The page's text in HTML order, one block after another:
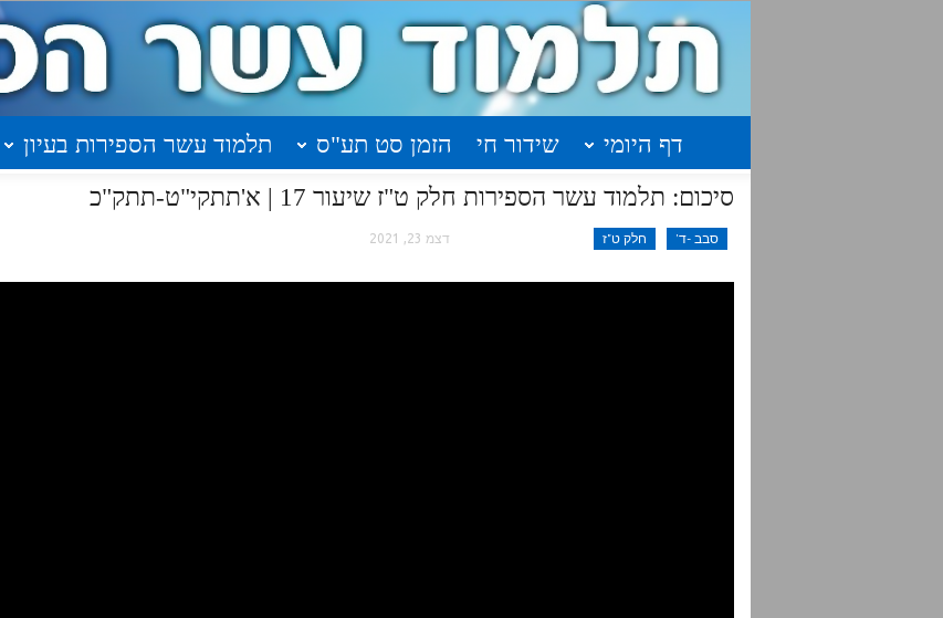
דף היומי שידור חי הזמן סט תע"ס תלמוד עשר הספירות בעיון
סיכום: תלמוד עשר הספירות חלק ט"ז שיעור 17 | א'תתקי"ט-תתק"כ
סבב -ד' חלק ט"ז דצמ 23, 2021